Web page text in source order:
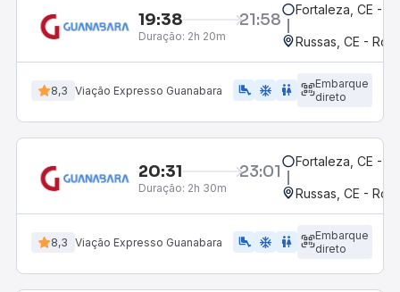
19:38 21:58
Duração: 2h 20m
Fortaleza, CE -
Russas, CE -
8,3 Viação Expresso Guanabara airline_seat_legroom_extra ac_unit wc
Embarque
direto
20:31 23:01
Duração: 2h 30m
Fortaleza, CE -
Russas, CE -
8,3 Viação Expresso Guanabara airline_seat_legroom_extra ac_unit wc
Embarque
direto